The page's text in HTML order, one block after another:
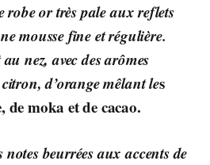
robe or très pale aux reflets
mousse fine et régulière.
nez, avec des arômes
citron, d’orange mêlant les
de moka et de cacao.
beurrées aux accents de